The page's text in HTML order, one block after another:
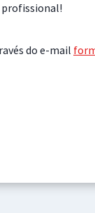
profissional!
do e-mail